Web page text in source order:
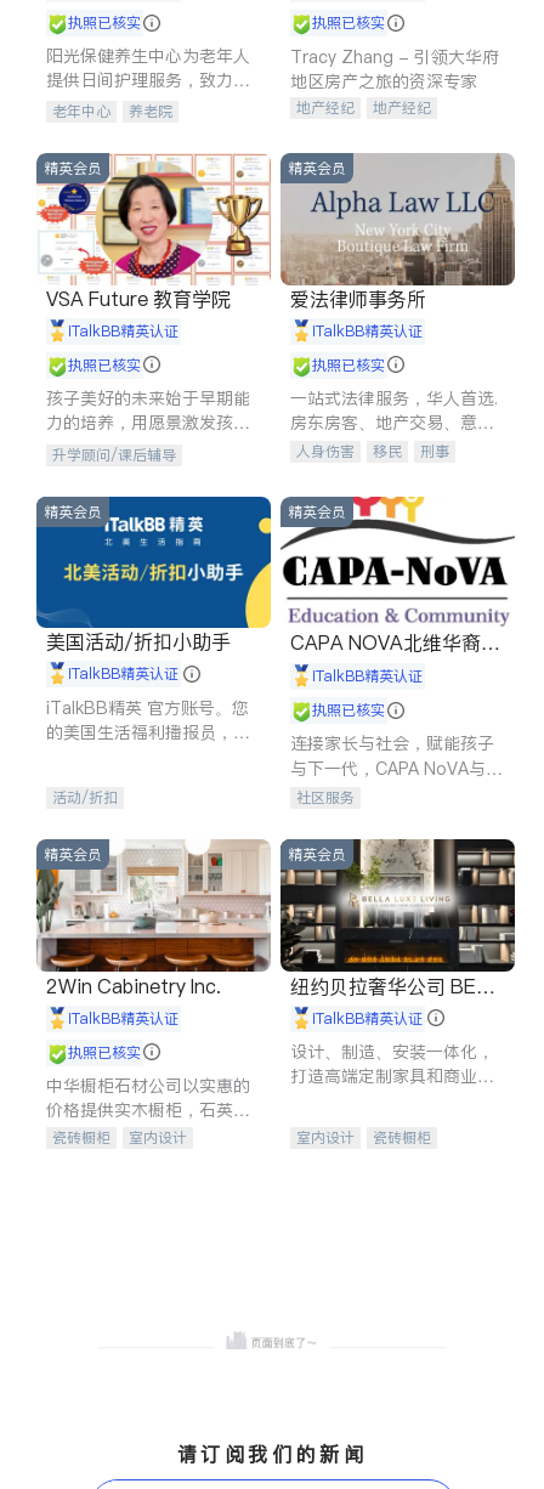
执照已核实
阳光保健养生中心为老年人
提供日间护理服务，致力于
通过持续的护理创新来有效
老年中心 养老院
执照已核实
Tracy Zhang - 引领大华府
地区房产之旅的资深专家
地产经纪
地产经纪
商铺租售
精英会员
VSA Future 教育学院
iTalkBB精英认证
执照已核实
孩子美好的未来始于早期能
力的培养，用愿景激发孩子
的学习潜力和动力。理念：
拥有成长型心态是成功的基
石。
升学顾问/课后辅导
精英会员
爱法律师事务所
iTalkBB精英认证
执照已核实
一站式法律服务，华人首选.
房东房客、地产交易、意外
伤害、车祸重伤、商业诉
建筑合同、刑事案件全包办
人身伤害 移民
刑事
信托/遗嘱
商业
索赔
律师-其它 保释
精英会员
美国活动/折扣小助手
iTalkBB精英认证
iTalkBB精英 官方账号。您
的美国生活福利播报员，精
专属福利。
活动/折扣
精英会员
CAPA NOVA北维华裔家
长会iTalkBB精英认证
执照已核实
连接家长与社会，赋能孩子
与下一代，CAPA NoVA与您
携手建设包容、公平、充满
社区服务
精英会员
2Win Cabinetry Inc.
iTalkBB精英认证
执照已核实
中华橱柜石材公司以实惠的
价格提供实木橱柜，石英石
台面，多种优质不锈钢水
瓷砖橱柜
室内设计
精英会员
纽约贝拉奢华公司 BELL
A LUXE
iTalkBB精英认证
设计、制造、安装一体化，
打造高端定制家具和商业空
室内设计
瓷砖橱柜
请订阅我们的新闻